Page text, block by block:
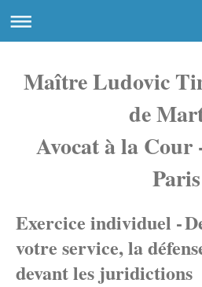
Maître Ludovic
de
Avocat à la Cour
Paris
Exercice individuel -D
votre service, la
devant les juridictions